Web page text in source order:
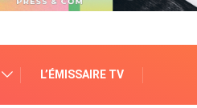
L’ÉMISSAIRE TV